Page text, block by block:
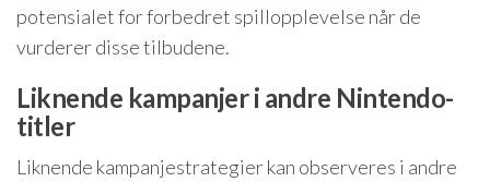
potensialet for forbedret spillopplevelse når de
vurderer disse tilbudene.
Liknende kampanjer i andre Nintendo-
titler
Liknende kampanjestrategier kan observeres i andre